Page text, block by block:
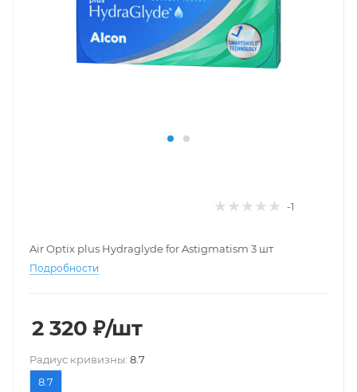
-1
Air Optix plus Hydraglyde for Astigmatism 3 шт
Подробности
2 320 ₽/шт
Pадиус кривизны: 8.7
8.7